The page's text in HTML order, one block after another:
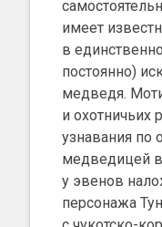
имеет
в
постоянно)
медведя.
и охотничьих
узнавания по
медведицей
у эвенов
персонажа